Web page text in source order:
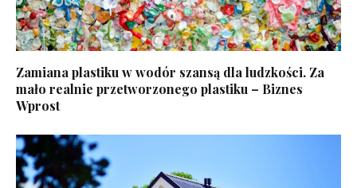
Zamiana plastiku w wodór szansą dla ludzkości. Za
mało realnie przetworzonego plastiku – Biznes
Wprost